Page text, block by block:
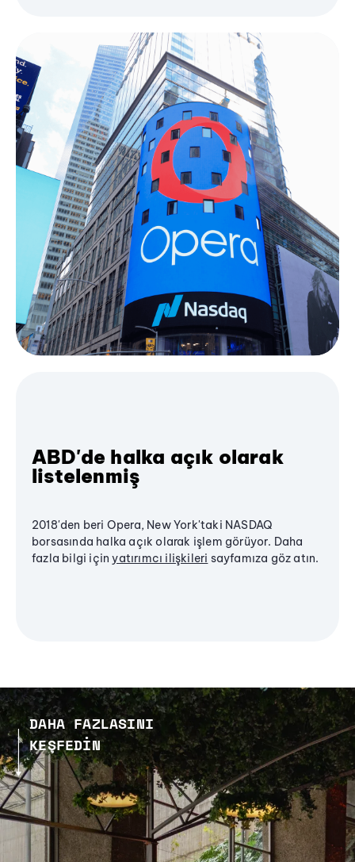
ABD'de halka açık olarak
listelenmiş
2018'den beri Opera, New York'taki NASDAQ
borsasında halka açık olarak işlem görüyor. Daha
fazla bilgi içinyatırımcı ilişkileri sayfamıza göz atın.
DAHA FAZLASINI
KEŞFEDIN